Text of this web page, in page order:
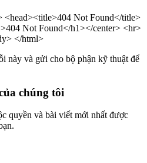
Not Found</title>
Not Found</h1></center> <hr>
</html>
này và gửi cho bộ phận kỹ thuật để
chúng tôi
quyền và bài viết mới nhất được